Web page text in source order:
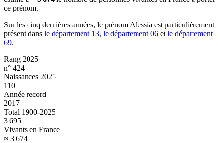
ce prénom.
Sur les cinq dernières années, le prénom Alessia est particulièrement
présent dans le département 13, le département 06 et le département
69.
Rang 2025
n° 424
Naissances 2025
110
Année record
2017
Total 1900-2025
3 695
Vivants en France
≈ 3 674